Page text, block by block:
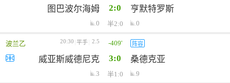
图巴波尔海姆 2:0 亨默特罗斯
0 半2:0 0
波兰乙 20:30 平手 2.5 -409' 阵容
威亚斯威德尼克 3:0 桑德克亚
3 半1:0 9